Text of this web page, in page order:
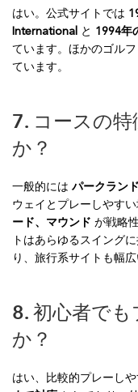
はい。公式サイトでは
International
と 1994年
ています。ほかのゴル
ています。
7. コースの
か？
一般的には パークラン
ウェイとプレーしやすい
ード、マウンド が戦略
トはあらゆるスイング
り、旅行系サイトも幅
8. 初心者で
か？
はい、比較的プレーし